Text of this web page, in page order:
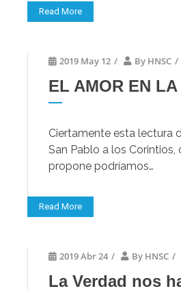
Read More
2019 May 12 / By HNSC /
EL AMOR EN
Ciertamente esta lectura
San Pablo a los Corintios,
propone podríamos…
Read More
2019 Abr 24 / By HNSC /
La Verdad nos